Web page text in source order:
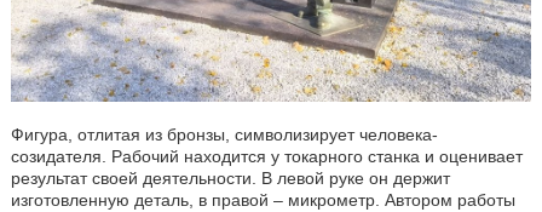
Фигура, отлитая из бронзы, символизирует человека-
созидателя. Рабочий находится у токарного станка и оценивает
результат своей деятельности. В левой руке он держит
изготовленную деталь, в правой – микрометр. Автором работы